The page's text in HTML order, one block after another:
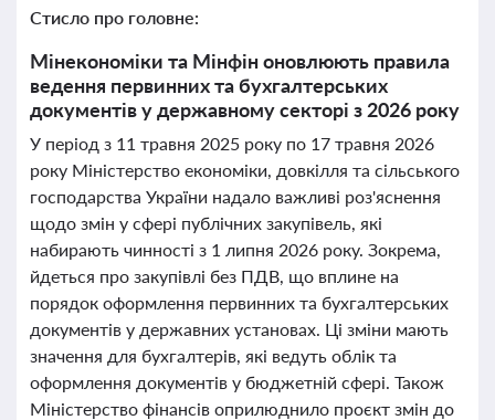
Стисло про головне:
Мінекономіки та Мінфін оновлюють правила
ведення первинних та бухгалтерських
документів у державному секторі з 2026 року
У період з 11 травня 2025 року по 17 травня 2026
року Міністерство економіки, довкілля та сільського
господарства України надало важливі роз'яснення
щодо змін у сфері публічних закупівель, які
набирають чинності з 1 липня 2026 року. Зокрема,
йдеться про закупівлі без ПДВ, що вплине на
порядок оформлення первинних та бухгалтерських
документів у державних установах. Ці зміни мають
значення для бухгалтерів, які ведуть облік та
оформлення документів у бюджетній сфері. Також
Міністерство фінансів оприлюднило проєкт змін до